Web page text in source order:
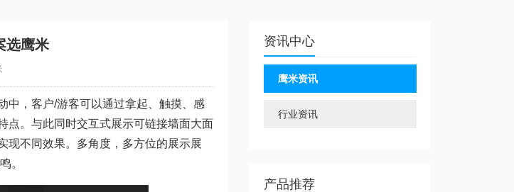
选鹰米
中，客户/游客可以通过拿起、触摸、感
点。与此同时交互式展示可链接墙面大面
现不同效果。多角度，多方位的展示展
。
资讯中心
鹰米资讯
行业资讯
产品推荐